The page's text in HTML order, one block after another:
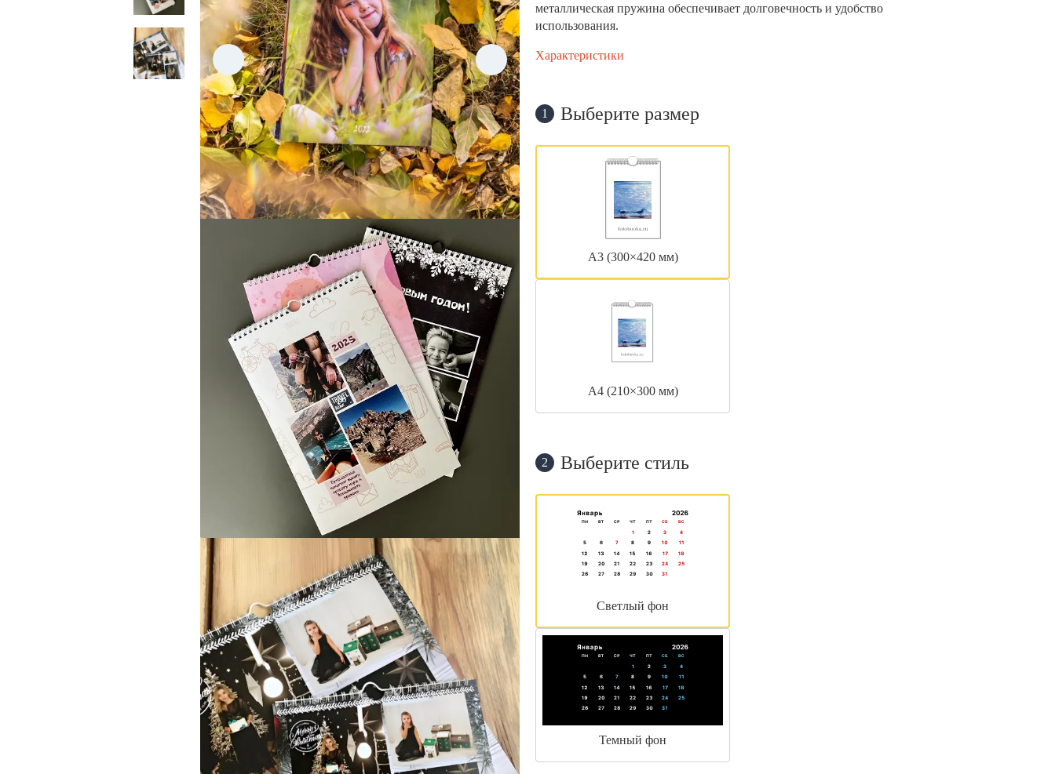
металлическая пружина обеспечивает долговечность и удобство
использования.
Характеристики
1 Выберите размер
А3 (300×420 мм)
А4 (210×300 мм)
2 Выберите стиль
Светлый фон
Темный фон